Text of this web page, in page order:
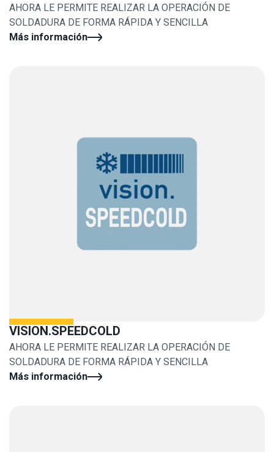
AHORA LE PERMITE REALIZAR LA OPERACIÓN DE
SOLDADURA DE FORMA RÁPIDA Y SENCILLA
Más información
VISION.SPEEDCOLD
AHORA LE PERMITE REALIZAR LA OPERACIÓN DE
SOLDADURA DE FORMA RÁPIDA Y SENCILLA
Más información